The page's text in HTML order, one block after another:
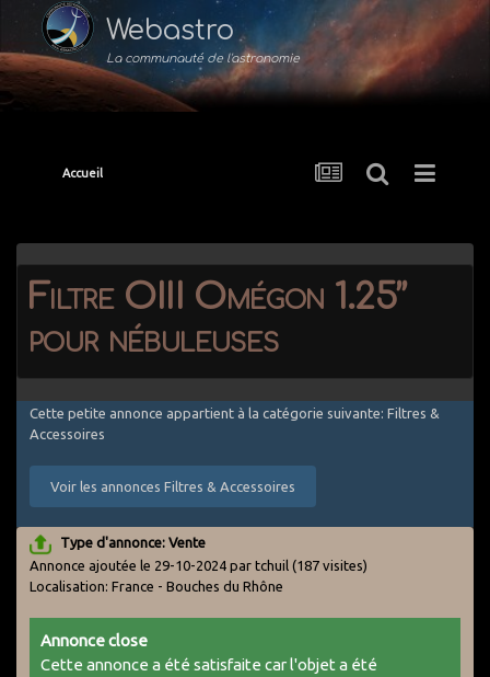
Webastro
La communauté de l'astronomie
Accueil
Filtre OIII Omégon 1.25’’
pour nébuleuses
Cette petite annonce appartient à la catégorie suivante: Filtres &
Accessoires
Voir les annonces Filtres & Accessoires
Type d'annonce: Vente
Annonce ajoutée le 29-10-2024 par tchuil (187 visites)
Localisation: France - Bouches du Rhône
Annonce close
Cette annonce a été satisfaite car l'objet a été